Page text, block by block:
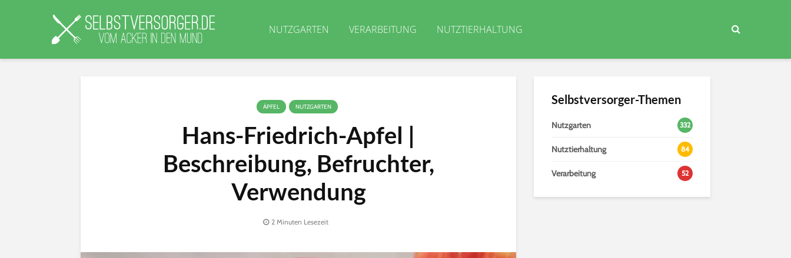
NUTZGARTEN VERARBEITUNG NUTZTIERHALTUNG
ÄPFEL NUTZGARTEN
Hans-Friedrich-Apfel |
Beschreibung, Befruchter,
Verwendung
2 Minuten Lesezeit
Selbstversorger-Themen
Nutzgarten 332
Nutztierhaltung 84
Verarbeitung 52